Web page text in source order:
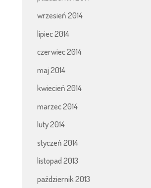
wrzesień 2014
lipiec 2014
czerwiec 2014
maj 2014
kwiecień 2014
marzec 2014
luty 2014
styczeń 2014
listopad 2013
październik 2013